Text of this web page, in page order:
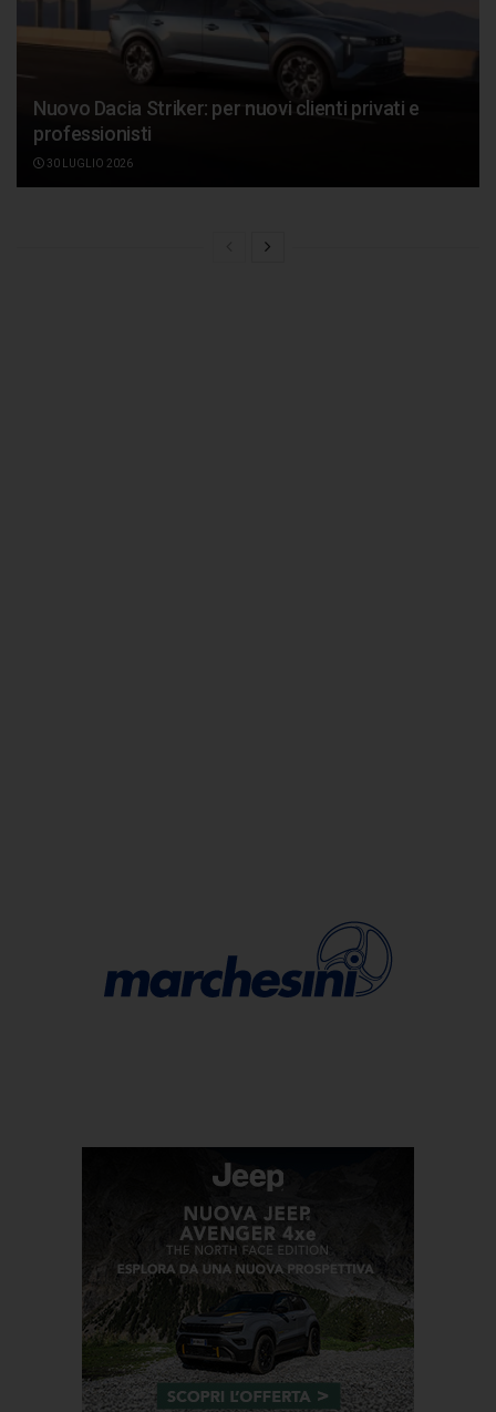
Nuovo Dacia Striker: per nuovi clienti privati e
professionisti
30 LUGLIO 2026